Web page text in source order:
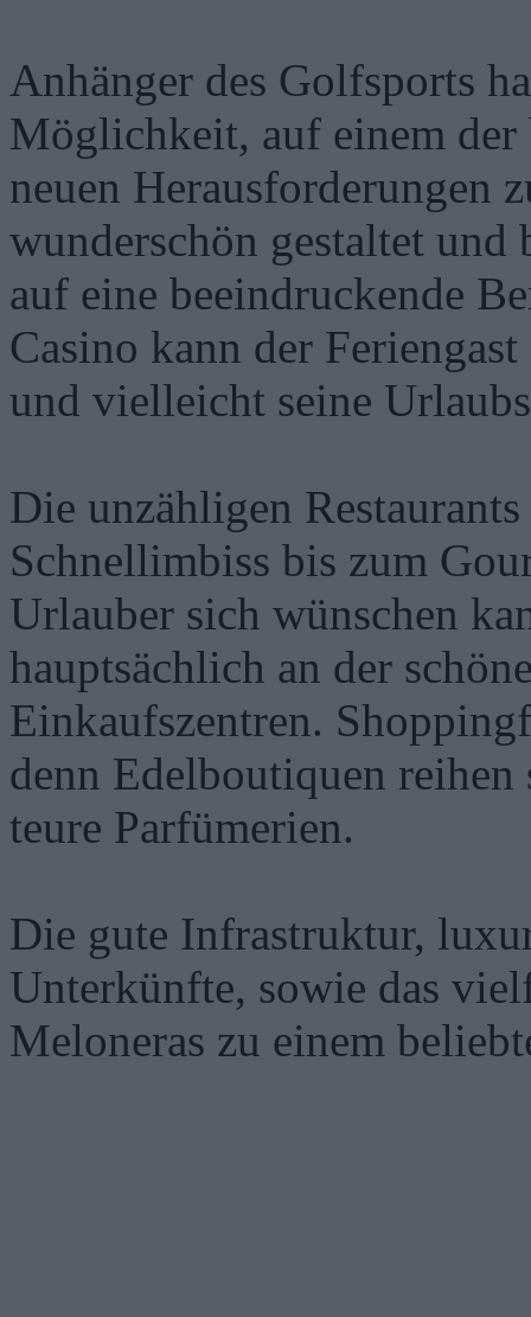
Anhänger des Golfsports
Möglichkeit, auf einem der
neuen Herausforderungen
wunderschön gestaltet
auf eine beeindruckende
Casino kann der
und vielleicht seine
Die unzähligen
Schnellimbiss bis zum
Urlauber sich wünschen
hauptsächlich an der
Einkaufszentren.
denn Edelboutiquen
teure Parfümerien.
Die gute Infrastruktur,
Unterkünfte, sowie das
Meloneras zu einem